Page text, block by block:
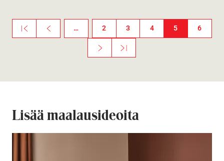
«
Fir
Ensimmäinen sivu
Pr
evi
Edellinen sivu
… 2 3 4 5 6
Ne
xt
Seuraava sivu
La
st
Viimeinen sivu
Lisää maalausideoita